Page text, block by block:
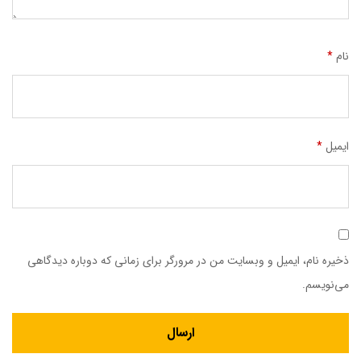
نام*
ایمیل*
ذخیره نام، ایمیل و وبسایت من در مرورگر برای زمانی که دوباره دیدگاهی
می‌نویسم.